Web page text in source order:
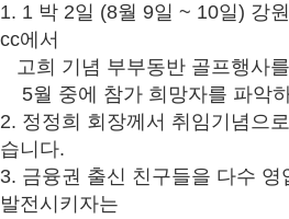
1. 1 박 2일 (8월 9일 ~ 10일) 강
cc에서
고희 기념 부부동반 골프행사
5월 중에 참가 희망자를 파악
2. 정정희 회장께서 취임기념으
습니다.
3. 금융권 출신 친구들을 다수
발전시키자는